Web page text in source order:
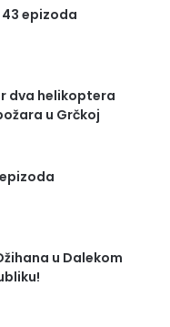
epizoda
dva helikoptera
u Grčkoj
u Dalekom